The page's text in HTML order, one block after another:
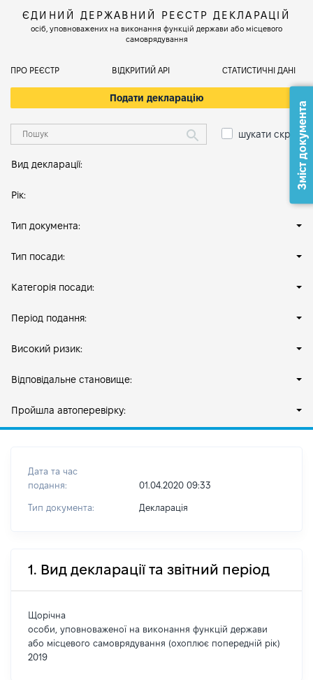
ЄДИНИЙ ДЕРЖАВНИЙ РЕЄСТР ДЕКЛАРАЦІЙ
осіб, уповноважених на виконання функцій держави або місцевого
самоврядування
ПРО РЕЄСТР ВІДКРИТИЙ АРІ СТАТИСТИЧНІ ДАНІ
Подати декларацію
шукати скрізь
Вид декларації:
Рік:
Тип документа:
Тип посади:
Категорія посади:
Період подання:
Високий ризик:
Відповідальне становище:
Пройшла автоперевірку:
Дата та час
подання:
01.04.2020 09:33
Тип документа: Декларація
1. Вид декларації та звітний період
Щорічна
особи, уповноваженої на виконання функцій держави
або місцевого самоврядування (охоплює попередній рік)
2019
Зміст документа